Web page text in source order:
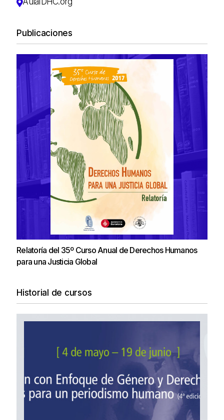
Publicaciones
Relatoría del 35º Curso Anual de Derechos Humanos
para una Justicia Global
Historial de cursos